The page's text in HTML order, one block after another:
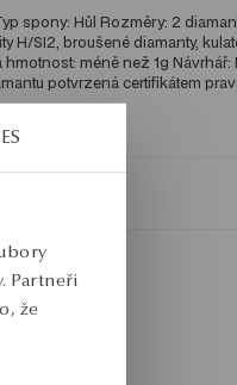
Partneři
že
spony: Hůl Rozměry: 2
H/SI2, broušené diamanty,
hmotnost: méně než 1g
potvrzená certifikátem